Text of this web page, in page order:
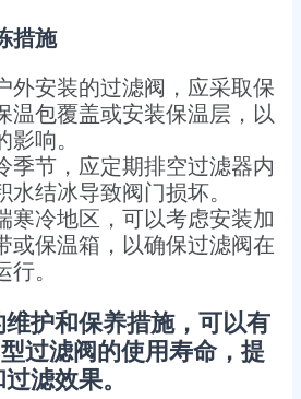
措施
外安装的过滤阀，应采取保
温包覆盖或安装保温层，以
响。
季节，应定期排空过滤器内
结冰导致阀门损坏。
寒冷地区，可以考虑安装加
或保温箱，以确保过滤阀在
。
护和保养措施，可以有
过滤阀的使用寿命，提
滤效果。